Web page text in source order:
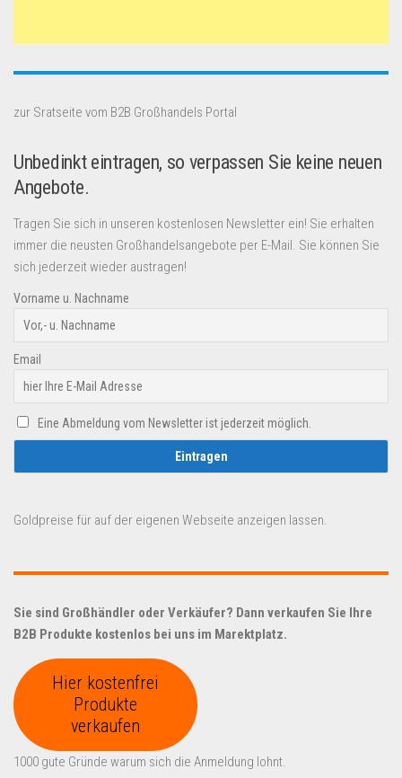
zur Sratseite vom B2B Großhandels Portal
Unbedinkt eintragen, so verpassen Sie keine neuen
Angebote.
Tragen Sie sich in unseren kostenlosen Newsletter ein! Sie erhalten
immer die neusten Großhandelsangebote per E-Mail. Sie können Sie
sich jederzeit wieder austragen!
Vorname u. Nachname
Email
Eine Abmeldung vom Newsletter ist jederzeit möglich.
Goldpreise für auf der eigenen Webseite anzeigen lassen.
Sie sind Großhändler oder Verkäufer? Dann verkaufen Sie Ihre
B2B Produkte kostenlos bei uns im Marektplatz.
Hier kostenfrei
Produkte
verkaufen
1000 gute Gründe warum sich die Anmeldung lohnt.